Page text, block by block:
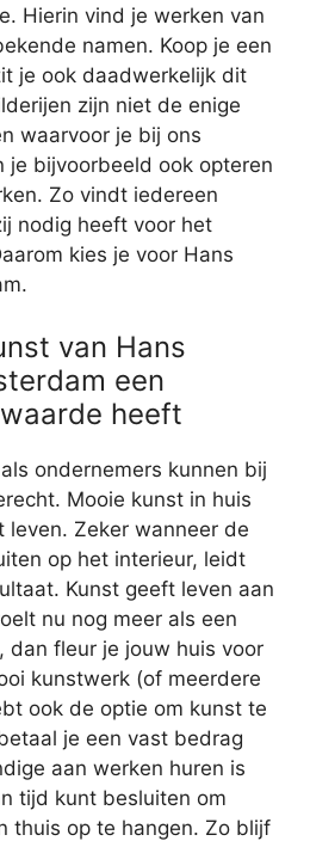
Hierin vind je werken van
namen. Koop je een
je ook daadwerkelijk dit
zijn niet de enige
waarvoor je bij ons
je bijvoorbeeld ook opteren
Zo vindt iedereen
nodig heeft voor het
kies je voor Hans
van Hans
een
heeft
ondernemers kunnen bij
Mooie kunst in huis
leven. Zeker wanneer de
op het interieur, leidt
Kunst geeft leven aan
nu nog meer als een
dan fleur je jouw huis voor
kunstwerk (of meerdere
ook de optie om kunst te
je een vast bedrag
aan werken huren is
tijd kunt besluiten om
thuis op te hangen. Zo blijf